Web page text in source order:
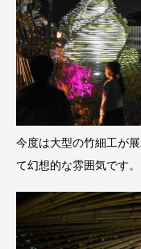
今度は大型の竹細工が
て幻想的な雰囲気です。